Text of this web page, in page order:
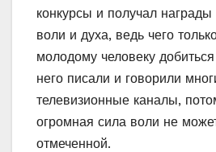
конкурсы и получал
воли и духа, ведь чего
молодому человеку
него писали и говорили
телевизионные каналы,
огромная сила воли не
отмеченной.